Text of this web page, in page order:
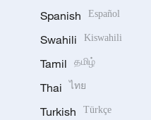
Spanish Español
Swahili Kiswahili
Tamil தமிழ்
Thai ไทย
Turkish Türkçe